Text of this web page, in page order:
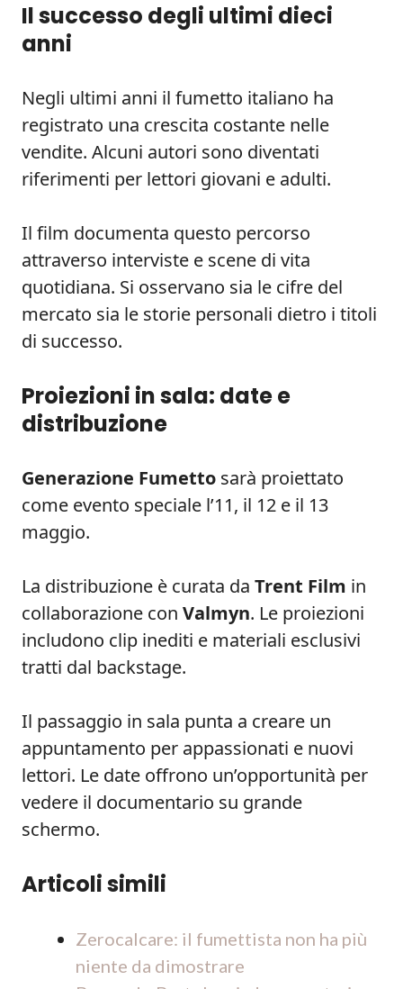
Il successo degli ultimi dieci
anni
Negli ultimi anni il fumetto italiano ha
registrato una crescita costante nelle
vendite. Alcuni autori sono diventati
riferimenti per lettori giovani e adulti.
Il film documenta questo percorso
attraverso interviste e scene di vita
quotidiana. Si osservano sia le cifre del
mercato sia le storie personali dietro i titoli
di successo.
Proiezioni in sala: date e
distribuzione
Generazione Fumetto sarà proiettato
come evento speciale l’11, il 12 e il 13
maggio.
La distribuzione è curata da Trent Film in
collaborazione con Valmyn. Le proiezioni
includono clip inediti e materiali esclusivi
tratti dal backstage.
Il passaggio in sala punta a creare un
appuntamento per appassionati e nuovi
lettori. Le date offrono un’opportunità per
vedere il documentario su grande
schermo.
Articoli simili
Zerocalcare: il fumettista non ha più
niente da dimostrare